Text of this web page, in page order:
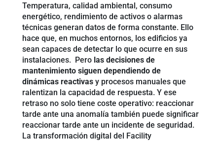
Temperatura, calidad ambiental, consumo
energético, rendimiento de activos o alarmas
técnicas generan datos de forma constante. Ello
hace que, en muchos entornos, los edificios ya
sean capaces de detectar lo que ocurre en sus
instalaciones. Pero las decisiones de
mantenimiento siguen dependiendo de
dinámicas reactivasy procesos manuales que
ralentizan la capacidad de respuesta. Y ese
retraso no solo tiene coste operativo: reaccionar
tarde ante una anomalía también puede significar
reaccionar tarde ante un incidente de seguridad.
La transformación digital del Facility